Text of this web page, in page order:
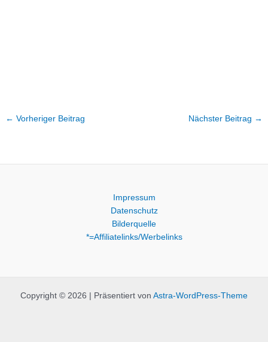
← Vorheriger Beitrag Nächster Beitrag →
Impressum
Datenschutz
Bilderquelle
*=Affiliatelinks/Werbelinks
Copyright © 2026 | Präsentiert von Astra-WordPress-Theme